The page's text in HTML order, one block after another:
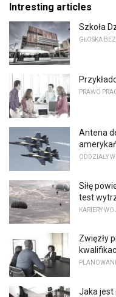
Intresting articles
Szkoła
GŁOSKA
PRAWO
Antena
ODDZIAŁY
Siłę
test
KARIERY
Zwięzły
Jaka jest